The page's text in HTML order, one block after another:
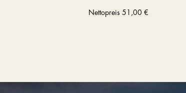
Nettopreis 51,00 €